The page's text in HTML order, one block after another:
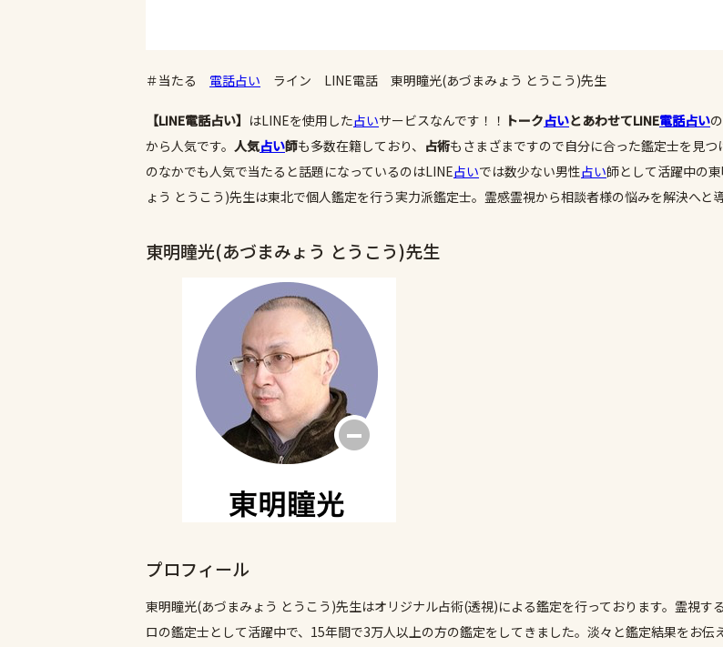
＃当たる 電話占い ライン LINE電話 東明瞳光(あづまみょう とうこう)先生
【LINE電話占い】 はLINEを使用した占いサービスなんです！！ トーク占いとあわせてLINE電話占い
から人気です。 人気占い師も多数在籍しており、 占術もさまざまですので自分に合った鑑定士を見
のなかでも人気で当たると話題になっているのはLINE占いでは数少ない男性占い師として活躍中の
ょう とうこう)先生は東北で個人鑑定を行う実力派鑑定士。霊感霊視から相談者様の悩みを解決へと導
東明瞳光(あづまみょう とうこう)先生
プロフィール
東明瞳光(あづまみょう とうこう)先生はオリジナル占術(透視)による鑑定を行っております。霊視
ロの鑑定士として活躍中で、15年間で3万人以上の方の鑑定をしてきました。淡々と鑑定結果をお